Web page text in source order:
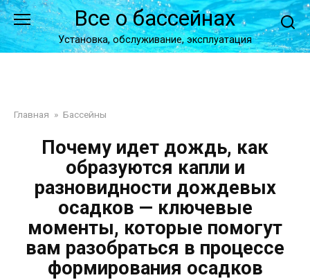
Перейти
к
контенту
Все о бассейнах
Установка, обслуживание, эксплуатация
Главная » Бассейны
Почему идет дождь, как
образуются капли и
разновидности дождевых
осадков — ключевые
моменты, которые помогут
вам разобраться в процессе
формирования осадков